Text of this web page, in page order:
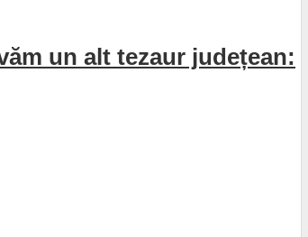
un alt tezaur județean: